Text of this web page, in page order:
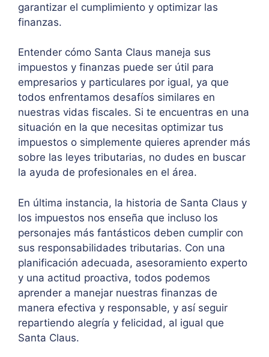
garantizar el cumplimiento y optimizar las
finanzas.
Entender cómo Santa Claus maneja sus
impuestos y finanzas puede ser útil para
empresarios y particulares por igual, ya que
todos enfrentamos desafíos similares en
nuestras vidas fiscales. Si te encuentras en una
situación en la que necesitas optimizar tus
impuestos o simplemente quieres aprender más
sobre las leyes tributarias, no dudes en buscar
la ayuda de profesionales en el área.
En última instancia, la historia de Santa Claus y
los impuestos nos enseña que incluso los
personajes más fantásticos deben cumplir con
sus responsabilidades tributarias. Con una
planificación adecuada, asesoramiento experto
y una actitud proactiva, todos podemos
aprender a manejar nuestras finanzas de
manera efectiva y responsable, y así seguir
repartiendo alegría y felicidad, al igual que
Santa Claus.